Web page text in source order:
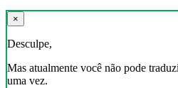
×
Desculpe,
Mas atualmente você não pode
uma vez.